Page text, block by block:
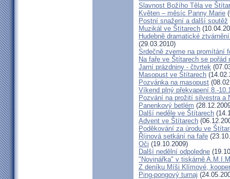
Slavnost Božího Těla ve
Květen – měsíc Panny Marie
Postní snažení a další soutěž
Muzikál ve Štítarech
Hudebně dramatické
(29.03.2010)
Srdečně zveme na promítání
Na faře ve Štítarech se pořád
Jarní prázdniny - čtvrtek
Masopust ve Štítarech
Pozvánka na masopust
Víkend plný překvapení 8.-
Pozvání na prožití silvestra a
Panenkový betlém
Další neděle ve Štítarech
Advent ve Štítarech
Poděkování za úrodu ve
Říjnová setkání na faře
Oči (19.10.2009)
Další nedělní odpoledne
"Novinářka" v tiskárně
Z deníku Míši Klímové,
Ping-pongový turnaj